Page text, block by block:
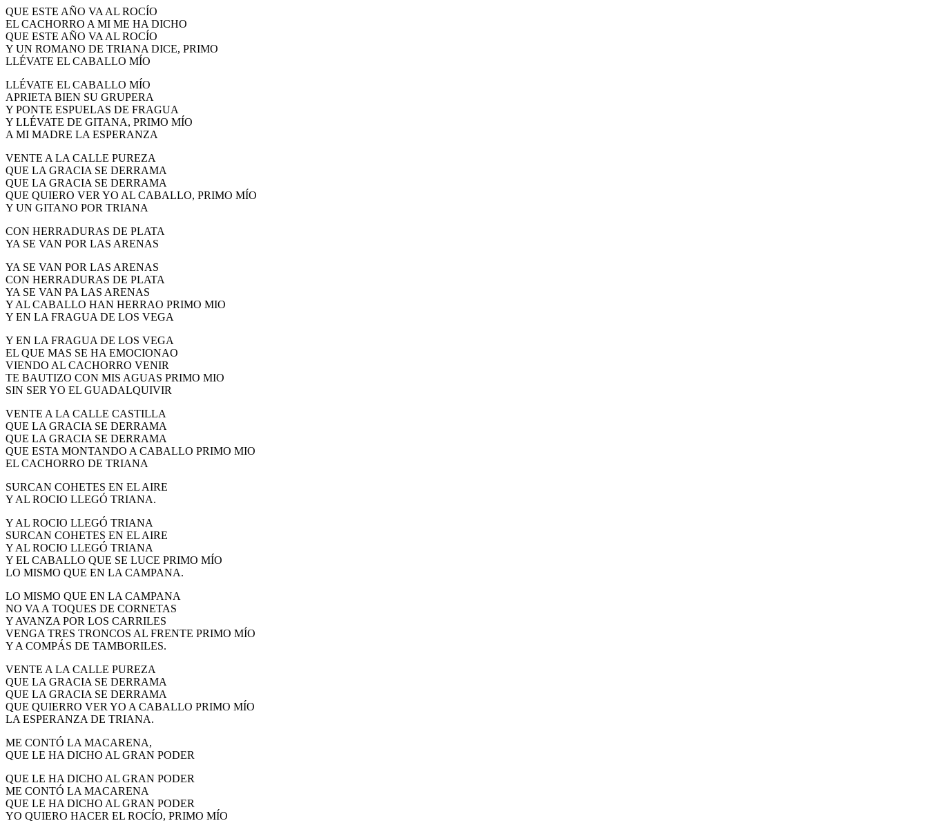
QUE ESTE AÑO VA AL ROCÍO
EL CACHORRO A MI ME HA DICHO
QUE ESTE AÑO VA AL ROCÍO
Y UN ROMANO DE TRIANA DICE, PRIMO
LLÉVATE EL CABALLO MÍO
LLÉVATE EL CABALLO MÍO
APRIETA BIEN SU GRUPERA
Y PONTE ESPUELAS DE FRAGUA
Y LLÉVATE DE GITANA, PRIMO MÍO
A MI MADRE LA ESPERANZA
VENTE A LA CALLE PUREZA
QUE LA GRACIA SE DERRAMA
QUE LA GRACIA SE DERRAMA
QUE QUIERO VER YO AL CABALLO, PRIMO MÍO
Y UN GITANO POR TRIANA
CON HERRADURAS DE PLATA
YA SE VAN POR LAS ARENAS
YA SE VAN POR LAS ARENAS
CON HERRADURAS DE PLATA
YA SE VAN PA LAS ARENAS
Y AL CABALLO HAN HERRAO PRIMO MIO
Y EN LA FRAGUA DE LOS VEGA
Y EN LA FRAGUA DE LOS VEGA
EL QUE MAS SE HA EMOCIONAO
VIENDO AL CACHORRO VENIR
TE BAUTIZO CON MIS AGUAS PRIMO MIO
SIN SER YO EL GUADALQUIVIR
VENTE A LA CALLE CASTILLA
QUE LA GRACIA SE DERRAMA
QUE LA GRACIA SE DERRAMA
QUE ESTA MONTANDO A CABALLO PRIMO MIO
EL CACHORRO DE TRIANA
SURCAN COHETES EN EL AIRE
Y AL ROCIO LLEGÓ TRIANA.
Y AL ROCIO LLEGÓ TRIANA
SURCAN COHETES EN EL AIRE
Y AL ROCIO LLEGÓ TRIANA
Y EL CABALLO QUE SE LUCE PRIMO MÍO
LO MISMO QUE EN LA CAMPANA.
LO MISMO QUE EN LA CAMPANA
NO VA A TOQUES DE CORNETAS
Y AVANZA POR LOS CARRILES
VENGA TRES TRONCOS AL FRENTE PRIMO MÍO
Y A COMPÁS DE TAMBORILES.
VENTE A LA CALLE PUREZA
QUE LA GRACIA SE DERRAMA
QUE LA GRACIA SE DERRAMA
QUE QUIERRO VER YO A CABALLO PRIMO MÍO
LA ESPERANZA DE TRIANA.
ME CONTÓ LA MACARENA,
QUE LE HA DICHO AL GRAN PODER
QUE LE HA DICHO AL GRAN PODER
ME CONTÓ LA MACARENA
QUE LE HA DICHO AL GRAN PODER
YO QUIERO HACER EL ROCÍO, PRIMO MÍO